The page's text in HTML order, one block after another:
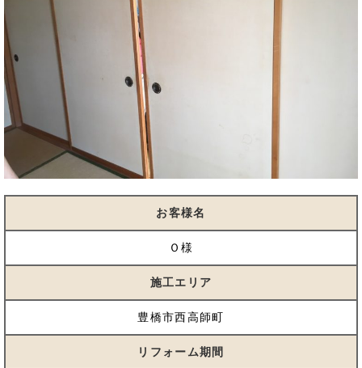
お客様名
Ｏ様
施工エリア
豊橋市西高師町
リフォーム期間